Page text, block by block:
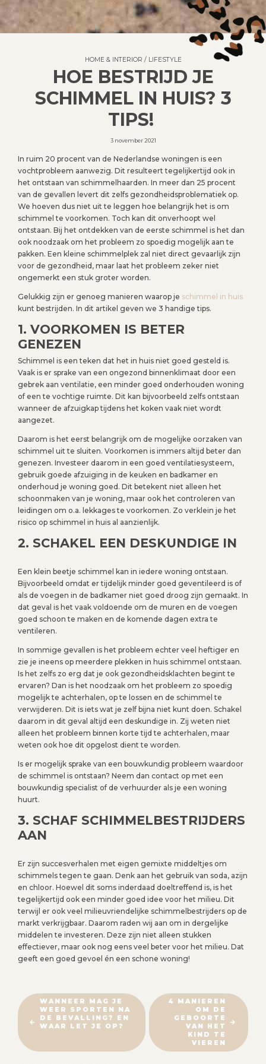
HOME & INTERIOR / LIFESTYLE
HOE BESTRIJD JE
SCHIMMEL IN HUIS? 3
TIPS!
3 november 2021
In ruim 20 procent van de Nederlandse woningen is een
vochtprobleem aanwezig. Dit resulteert tegelijkertijd ook in
het ontstaan van schimmelhaarden. In meer dan 25 procent
van de gevallen levert dit zelfs gezondheidsproblematiek op.
We hoeven dus niet uit te leggen hoe belangrijk het is om
schimmel te voorkomen. Toch kan dit onverhoopt wel
ontstaan. Bij het ontdekken van de eerste schimmel is het dan
ook noodzaak om het probleem zo spoedig mogelijk aan te
pakken. Een kleine schimmelplek zal niet direct gevaarlijk zijn
voor de gezondheid, maar laat het probleem zeker niet
ongemerkt een stuk groter worden.
Gelukkig zijn er genoeg manieren waarop je schimmel in huis
kunt bestrijden. In dit artikel geven we 3 handige tips.
1. VOORKOMEN IS BETER
GENEZEN
Schimmel is een teken dat het in huis niet goed gesteld is.
Vaak is er sprake van een ongezond binnenklimaat door een
gebrek aan ventilatie, een minder goed onderhouden woning
of een te vochtige ruimte. Dit kan bijvoorbeeld zelfs ontstaan
wanneer de afzuigkap tijdens het koken vaak niet wordt
aangezet.
Daarom is het eerst belangrijk om de mogelijke oorzaken van
schimmel uit te sluiten. Voorkomen is immers altijd beter dan
genezen. Investeer daarom in een goed ventilatiesysteem,
gebruik goede afzuiging in de keuken en badkamer en
onderhoud je woning goed. Dit betekent niet alleen het
schoonmaken van je woning, maar ook het controleren van
leidingen om o.a. lekkages te voorkomen. Zo verklein je het
risico op schimmel in huis al aanzienlijk.
2. SCHAKEL EEN DESKUNDIGE IN
Een klein beetje schimmel kan in iedere woning ontstaan.
Bijvoorbeeld omdat er tijdelijk minder goed geventileerd is of
als de voegen in de badkamer niet goed droog zijn gemaakt. In
dat geval is het vaak voldoende om de muren en de voegen
goed schoon te maken en de komende dagen extra te
ventileren.
In sommige gevallen is het probleem echter veel heftiger en
zie je ineens op meerdere plekken in huis schimmel ontstaan.
Is het zelfs zo erg dat je ook gezondheidsklachten begint te
ervaren? Dan is het noodzaak om het probleem zo spoedig
mogelijk te achterhalen, op te lossen en de schimmel te
verwijderen. Dit is iets wat je zelf bijna niet kunt doen. Schakel
daarom in dit geval altijd een deskundige in. Zij weten niet
alleen het probleem binnen korte tijd te achterhalen, maar
weten ook hoe dit opgelost dient te worden.
Is er mogelijk sprake van een bouwkundig probleem waardoor
de schimmel is ontstaan? Neem dan contact op met een
bouwkundig specialist of de verhuurder als je een woning
huurt.
3. SCHAF SCHIMMELBESTRIJDERS
AAN
Er zijn succesverhalen met eigen gemixte middeltjes om
schimmels tegen te gaan. Denk aan het gebruik van soda, azijn
en chloor. Hoewel dit soms inderdaad doeltreffend is, is het
tegelijkertijd ook een minder goed idee voor het milieu. Dit
terwijl er ook veel milieuvriendelijke schimmelbestrijders op de
markt verkrijgbaar. Daarom raden wij aan om in dergelijke
middelen te investeren. Deze zijn niet alleen stukken
effectiever, maar ook nog eens veel beter voor het milieu. Dat
geeft een goed gevoel én een schone woning!
B
E
R
I
WANNEER MAG JE
WEER SPORTEN NA
DE BEVALLING? EN
WAAR LET JE OP?
4 MANIEREN
OM DE
GEBOORTE
VAN HET
KIND TE
VIEREN